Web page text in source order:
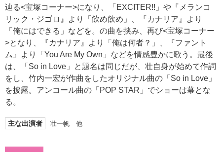
辿る<宝塚コーナー>になり、「EXCITER!!」や『メランコ
リック・ジゴロ』より「飲め飲め」、『カナリア』より
「俺にはできる」などを。 の曲を挟み、再び<宝塚コーナー
>となり、『カナリア』より「俺は何者？」、『ファント
ム』より「You Are My Own」などを情感豊かに歌う。最後
は、「So in Love」と題名は同じだが、壮自身が始めて作詞
をし、竹内一宏が作曲をしたオリジナル曲の「So in Love」
を披露。アンコール曲の「POP STAR」でショーは幕とな
る。
主な出演者 壮一帆 他